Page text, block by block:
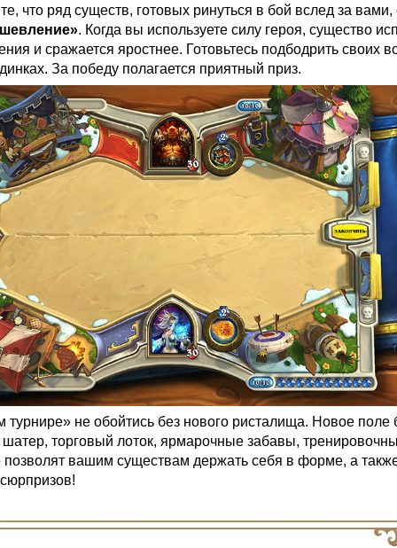
что ряд существ, готовых ринуться в бой вслед за
. Когда вы используете силу героя, существо
и сражается яростнее. Готовьтесь подбодрить своих
За победу полагается приятный приз.
не обойтись без нового ристалища. Новое поле
шатер, торговый лоток, ярмарочные забавы,
вашим существам держать себя в форме, а